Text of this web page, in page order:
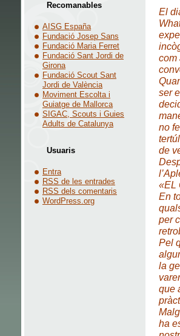
Recomanables
AISG España
Fundació Josep Sans
Fundació Maria Ferret
Fundació Sant Jordi de
Girona
Fundació Scout Sant
Jordi de València
Moviment Escolta i
Guiatge de Mallorca
SIGAC, Scouts i Guies
Adults de Catalunya
Usuaris
Entra
RSS de les entrades
RSS dels comentaris
WordPress.org
El
com
ser
no
de
«EL
En
per
Pel
la
que
ha